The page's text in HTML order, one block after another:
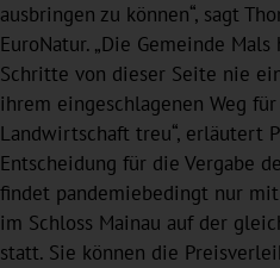
ausbringen zu können“, sagt
EuroNatur. „Die Gemeinde
Schritte von dieser Seite nie
ihrem eingeschlagenen Weg
Landwirtschaft treu“, erläutert
Entscheidung für die Vergabe
findet pandemiebedingt nur
im Schloss Mainau auf der
statt. Sie können die